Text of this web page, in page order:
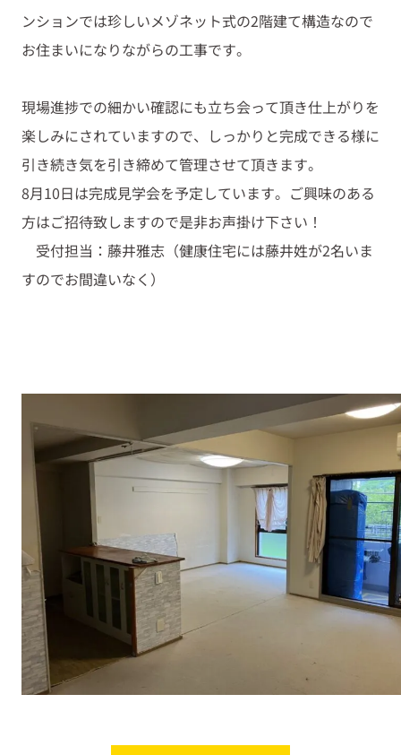
ンションでは珍しいメゾネット式の2階建て構造なので
お住まいになりながらの工事です。
現場進捗での細かい確認にも立ち会って頂き仕上がりを
楽しみにされていますので、しっかりと完成できる様に
引き続き気を引き締めて管理させて頂きます。
8月10日は完成見学会を予定しています。ご興味のある
方はご招待致しますので是非お声掛け下さい！
受付担当：藤井雅志（健康住宅には藤井姓が2名いま
すのでお間違いなく）